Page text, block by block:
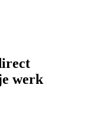
werk